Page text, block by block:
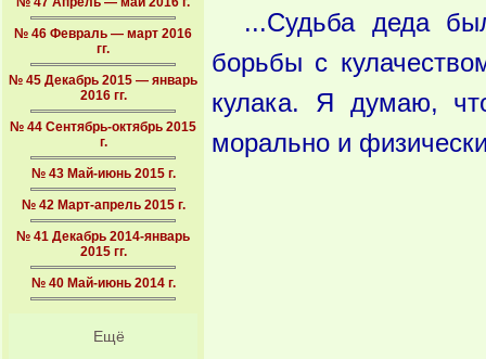
№ 46 Февраль — март 2016
гг.
№ 45 Декабрь 2015 — январь
2016 гг.
№ 44 Сентябрь-октябрь 2015
г.
№ 43 Май-июнь 2015 г.
№ 42 Март-апрель 2015 г.
№ 41 Декабрь 2014-январь
2015 гг.
№ 40 Май-июнь 2014 г.
Ещё
...Судьба деда
борьбы с
кулака. Я думаю,
морально и